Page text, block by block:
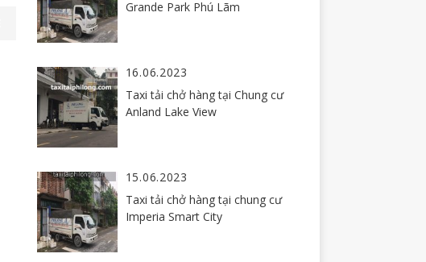
Grande Park Phú Lãm
16.06.2023
Taxi tải chở hàng tại Chung cư
Anland Lake View
15.06.2023
Taxi tải chở hàng tại chung cư
Imperia Smart City